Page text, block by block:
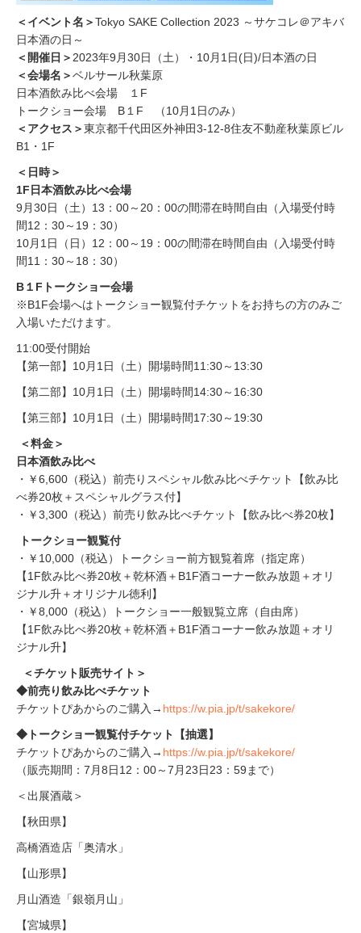
＜イベント名＞Tokyo SAKE Collection 2023 ～サケコレ＠アキバ
日本酒の日～
＜開催日＞2023年9月30日（土）・10月1日(日)/日本酒の日
＜会場名＞ベルサール秋葉原
日本酒飲み比べ会場 １F
トークショー会場 B１F （10月1日のみ）
＜アクセス＞東京都千代田区外神田3-12-8住友不動産秋葉原ビル
B1・1F
＜日時＞
1F日本酒飲み比べ会場
9月30日（土）13：00～20：00の間滞在時間自由（入場受付時
間12：30～19：30）
10月1日（日）12：00～19：00の間滞在時間自由（入場受付時
間11：30～18：30）
B１Fトークショー会場
※B1F会場へはトークショー観覧付チケットをお持ちの方のみご
入場いただけます。
11:00受付開始
【第一部】10月1日（土）開場時間11:30～13:30
【第二部】10月1日（土）開場時間14:30～16:30
【第三部】10月1日（土）開場時間17:30～19:30
＜料金＞
日本酒飲み比べ
・￥6,600（税込）前売りスペシャル飲み比べチケット【飲み比
べ券20枚＋スペシャルグラス付】
・￥3,300（税込）前売り飲み比べチケット【飲み比べ券20枚】
トークショー観覧付
・￥10,000（税込）トークショー前方観覧着席（指定席）
【1F飲み比べ券20枚＋乾杯酒＋B1F酒コーナー飲み放題＋オリ
ジナル升＋オリジナル徳利】
・￥8,000（税込）トークショー一般観覧立席（自由席）
【1F飲み比べ券20枚＋乾杯酒＋B1F酒コーナー飲み放題＋オリ
ジナル升】
＜チケット販売サイト＞
◆前売り飲み比べチケット
チケットぴあからのご購入→ https://w.pia.jp/t/sakekore/
◆トークショー観覧付チケット【抽選】
チケットぴあからのご購入→ https://w.pia.jp/t/sakekore/
（販売期間：7月8日12：00～7月23日23：59まで）
＜出展酒蔵＞
【秋田県】
高橋酒造店「奥清水」
【山形県】
月山酒造「銀嶺月山」
【宮城県】